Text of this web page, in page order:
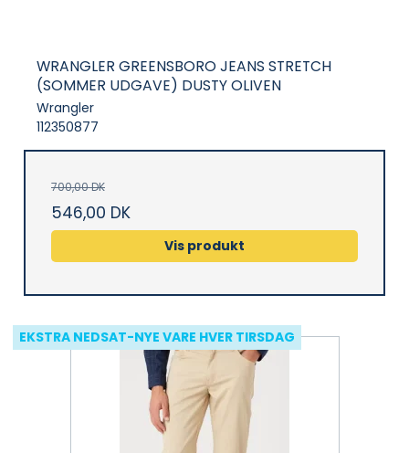
WRANGLER GREENSBORO JEANS STRETCH
(SOMMER UDGAVE) DUSTY OLIVEN
Wrangler
112350877
700,00 DK
546,00 DK
Vis produkt
EKSTRA NEDSAT-NYE VARE HVER TIRSDAG